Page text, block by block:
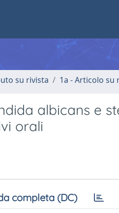
su rivista 1a - Articolo su
albicans e
orali
completa (DC)